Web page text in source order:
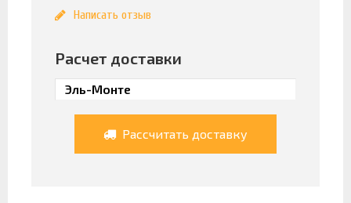
Написать отзыв
Расчет доставки
Рассчитать доставку